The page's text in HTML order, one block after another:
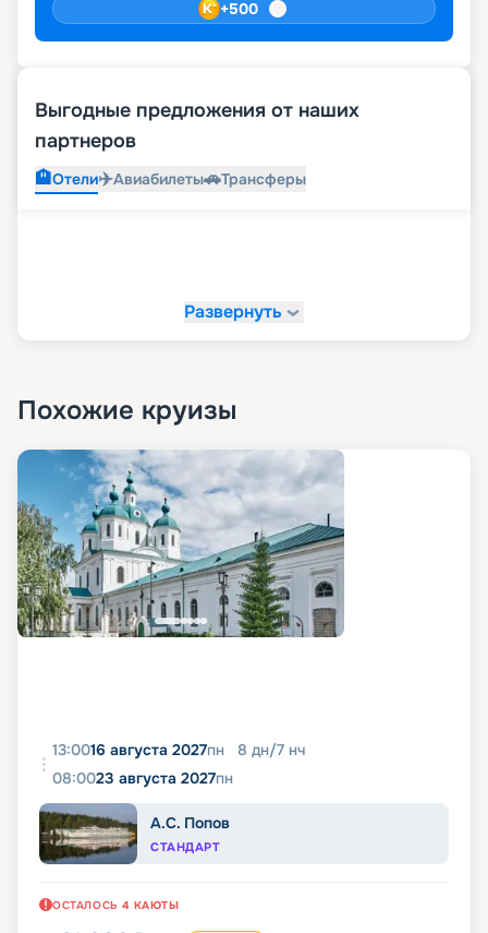
+500
Выгодные предложения от наших
партнеров
🏨Отели✈️Авиабилеты🚗Трансферы
Развернуть
Похожие круизы
13:0016 августа 2027пн 8 дн/7 нч
08:0023 августа 2027пн
А.С. Попов
СТАНДАРТ
ОСТАЛОСЬ 4 КАЮТЫ